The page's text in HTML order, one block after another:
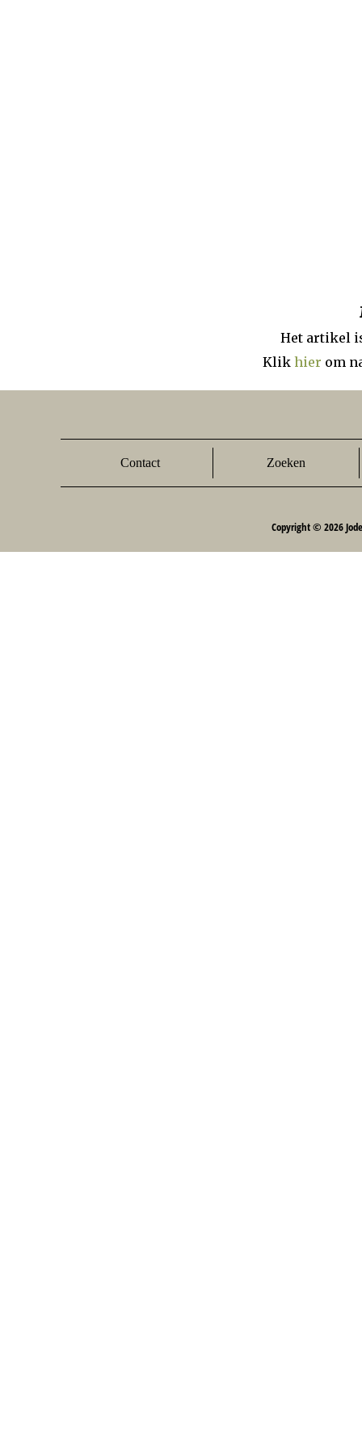
Het artikel
Klikhier om
Contact Zoeken
Copyright © 2026